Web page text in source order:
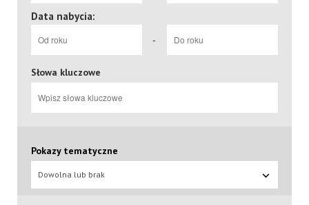
Data nabycia:
-
Słowa kluczowe
Pokazy tematyczne
Dowolna lub brak